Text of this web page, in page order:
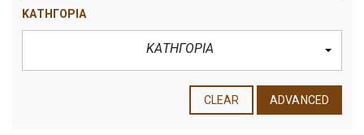
ΚΑΤΗΓΟΡΙΑ
ΚΑΤΗΓΟΡΙΑ
CLEAR ADVANCED